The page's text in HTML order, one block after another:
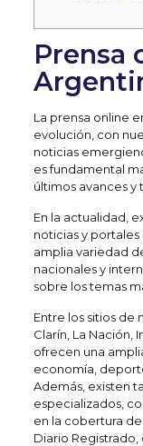
Prensa
La prensa online
evolución, con
noticias
es fundamental
últimos avances y
En la actualidad,
noticias y
amplia variedad
nacionales y
sobre los temas
Entre los sitios de
Clarín, La Nación,
ofrecen una
economía,
Además, existen
especializados,
en la cobertura
Diario